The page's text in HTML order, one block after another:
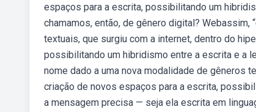
espaços para a escrita, possibilitando um
chamamos, então, de gênero digital?
textuais, que surgiu com a internet, dentro do
possibilitando um hibridismo entre a escrita e a
nome dado a uma nova modalidade de gêneros
criação de novos espaços para a escrita,
a mensagem precisa — seja ela escrita em